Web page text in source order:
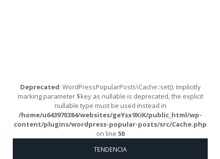
Deprecated: WordPressPopularPosts\Cache::set(): Implicitly
marking parameter $key as nullable is deprecated, the explicit
nullable type must be used instead in
/home/u643970384/websites/geYsx9XiK/public_html/wp-
content/plugins/wordpress-popular-posts/src/Cache.php
on line 50
TENDENCIA